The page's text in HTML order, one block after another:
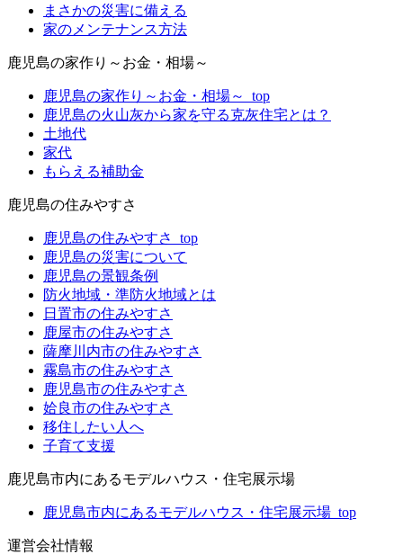
まさかの災害に備える
家のメンテナンス方法
鹿児島の家作り～お金・相場～
鹿児島の家作り～お金・相場～_top
鹿児島の火山灰から家を守る克灰住宅とは？
土地代
家代
もらえる補助金
鹿児島の住みやすさ
鹿児島の住みやすさ_top
鹿児島の災害について
鹿児島の景観条例
防火地域・準防火地域とは
日置市の住みやすさ
鹿屋市の住みやすさ
薩摩川内市の住みやすさ
霧島市の住みやすさ
鹿児島市の住みやすさ
姶良市の住みやすさ
移住したい人へ
子育て支援
鹿児島市内にあるモデルハウス・住宅展示場
鹿児島市内にあるモデルハウス・住宅展示場_top
運営会社情報